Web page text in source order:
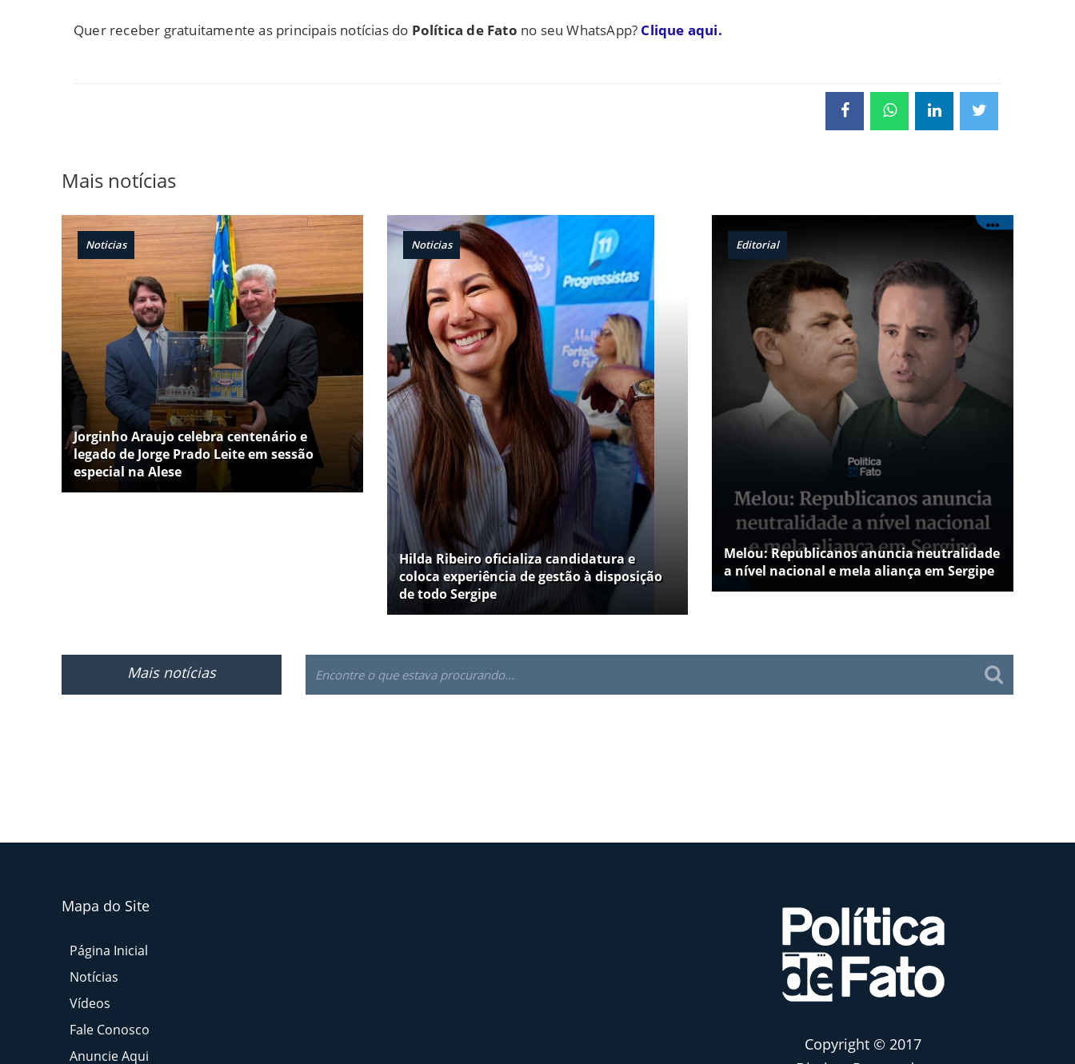
Quer receber gratuitamente as principais notícias do Política de Fato no seu WhatsApp? Clique aqui.
Mais notícias
Noticias
Jorginho Araujo celebra centenário e
legado de Jorge Prado Leite em sessão
especial na Alese
Noticias
Hilda Ribeiro oficializa candidatura e
coloca experiência de gestão à disposição
de todo Sergipe
Editorial
Melou: Republicanos anuncia neutralidade
a nível nacional e mela aliança em Sergipe
Mais notícias
Mapa do Site
Página Inicial
Notícias
Vídeos
Fale Conosco
Anuncie Aqui
Copyright © 2017